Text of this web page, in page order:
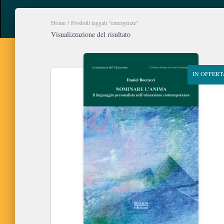
Home / Prodotti taggati “emergenze”
Visualizzazione del risultato
IN